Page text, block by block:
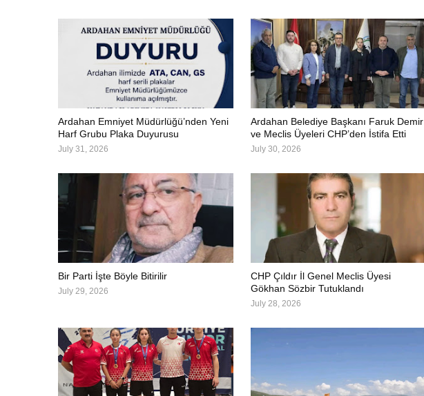
Ardahan Emniyet Müdürlüğü’nden Yeni
Harf Grubu Plaka Duyurusu
July 31, 2026
Ardahan Belediye Başkanı Faruk Demir
ve Meclis Üyeleri CHP’den İstifa Etti
July 30, 2026
Bir Parti İşte Böyle Bitirilir
July 29, 2026
CHP Çıldır İl Genel Meclis Üyesi
Gökhan Sözbir Tutuklandı
July 28, 2026